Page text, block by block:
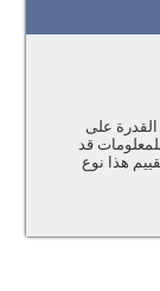
على
قد
هذا نوع